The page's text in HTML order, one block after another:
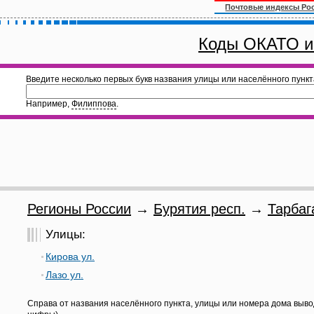
Почтовые индексы
Коды ОКАТО
Введите несколько первых букв названия улицы или населённого
Например, Филиппова.
Регионы России → Бурятия респ. →
Улицы:
Кирова ул.
Лазо ул.
Справа от названия населённого пункта, улицы или номера дома